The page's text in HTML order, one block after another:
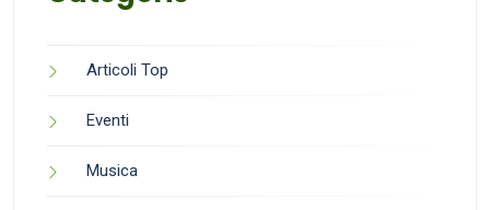
Articoli Top
Eventi
Musica